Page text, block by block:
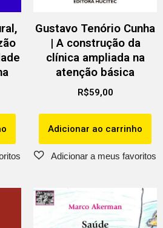
Gustavo Tenório Cunha
| A construção da
clínica ampliada na
atenção básica
R$59,00
Adicionar ao carrinho